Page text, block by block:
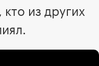
из других